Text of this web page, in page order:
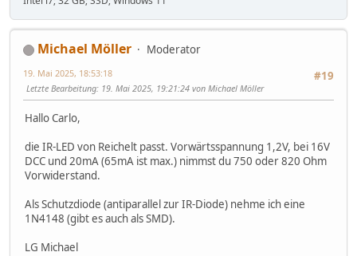
Michael Möller
Moderator
#19
19. Mai 2025, 18:53:18
Letzte Bearbeitung: 19. Mai 2025, 19:21:24 von Michael Möller
Hallo Carlo,
die IR-LED von Reichelt passt. Vorwärtsspannung 1,2V, bei 16V
DCC und 20mA (65mA ist max.) nimmst du 750 oder 820 Ohm
Vorwiderstand.
Als Schutzdiode (antiparallel zur IR-Diode) nehme ich eine
1N4148 (gibt es auch als SMD).
LG Michael